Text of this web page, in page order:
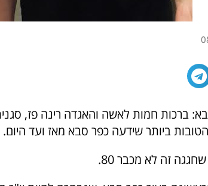
ברכות חמות לאשה והאגדה רינה פז,
ביותר שידעה כפר סבא מאז ועד היום.
זה לא מכבר 80.